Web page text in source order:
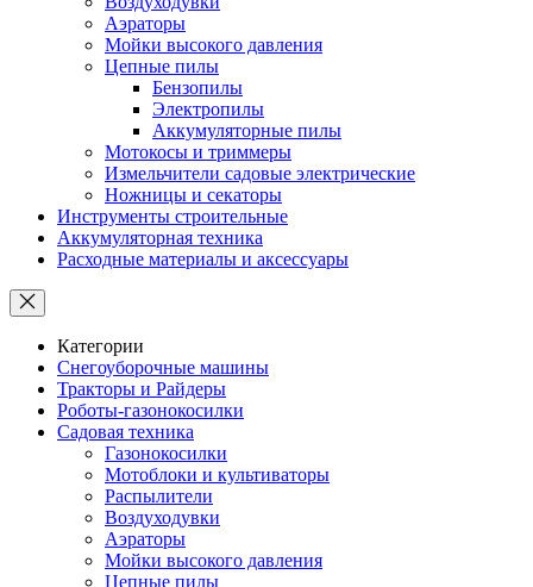
Аэраторы
Мойки высокого давления
Цепные пилы
Бензопилы
Электропилы
Аккумуляторные пилы
Мотокосы и триммеры
Измельчители садовые электрические
Ножницы и секаторы
Инструменты строительные
Аккумуляторная техника
Расходные материалы и аксессуары
Категории
Снегоуборочные машины
Тракторы и Райдеры
Роботы-газонокосилки
Садовая техника
Газонокосилки
Мотоблоки и культиваторы
Распылители
Воздуходувки
Аэраторы
Мойки высокого давления
Цепные пилы